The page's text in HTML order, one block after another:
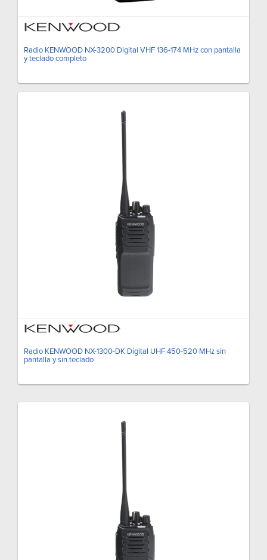
Radio KENWOOD NX-3200 Digital VHF 136-174 MHz con pantalla
y teclado completo
Radio KENWOOD NX-1300-DK Digital UHF 450-520 MHz sin
pantalla y sin teclado